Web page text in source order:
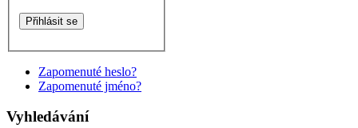
Zapomenuté heslo?
Zapomenuté jméno?
Vyhledávání